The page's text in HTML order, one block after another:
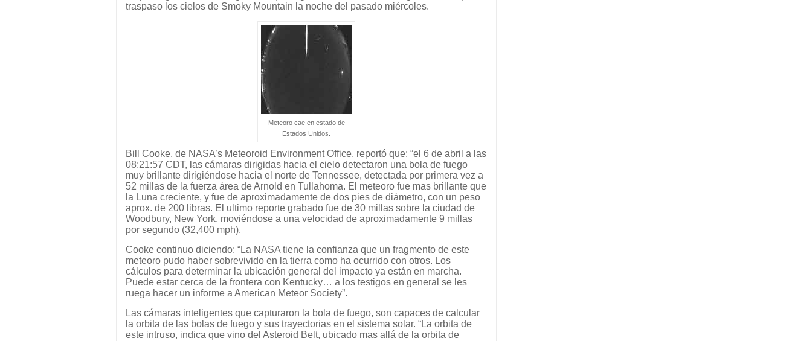
traspaso los cielos de Smoky Mountain la noche del pasado miércoles.
Meteoro cae en estado de
Estados Unidos.
Bill Cooke, de NASA’s Meteoroid Environment Office, reportó que: “el 6 de abril a las
08:21:57 CDT, las cámaras dirigidas hacia el cielo detectaron una bola de fuego
muy brillante dirigiéndose hacia el norte de Tennessee, detectada por primera vez a
52 millas de la fuerza área de Arnold en Tullahoma. El meteoro fue mas brillante que
la Luna creciente, y fue de aproximadamente de dos pies de diámetro, con un peso
aprox. de 200 libras. El ultimo reporte grabado fue de 30 millas sobre la ciudad de
Woodbury, New York, moviéndose a una velocidad de aproximadamente 9 millas
por segundo (32,400 mph).
Cooke continuo diciendo: “La NASA tiene la confianza que un fragmento de este
meteoro pudo haber sobrevivido en la tierra como ha ocurrido con otros. Los
cálculos para determinar la ubicación general del impacto ya están en marcha.
Puede estar cerca de la frontera con Kentucky… a los testigos en general se les
ruega hacer un informe a American Meteor Society”.
Las cámaras inteligentes que capturaron la bola de fuego, son capaces de calcular
la orbita de las bolas de fuego y sus trayectorias en el sistema solar. “La orbita de
este intruso, indica que vino del Asteroid Belt, ubicado mas allá de la orbita de